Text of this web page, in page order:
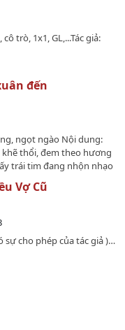
trò, 1x1, GL,...Tác giả:
đến
ngọt ngào Nội dung:
khẽ thổi, đem theo hương
trái tim đang nhộn nhạo
Trước mắt là người con
xuyến. Mọi thứ hóa
Vợ Cũ
sự cho phép của tác giả )…